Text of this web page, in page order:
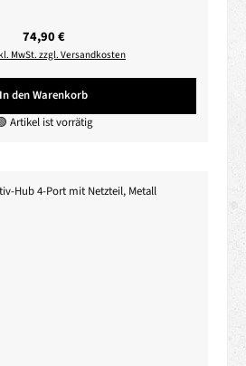
Regulärer Preis:
74,90 €
MwSt. zzgl. Versandkosten
In den Warenkorb
Artikel ist vorrätig